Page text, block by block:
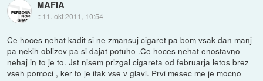
MAFIA
:: 11. okt 2011, 10:54
Ce hoces nehat kadit si ne zmansuj cigaret pa bom vsak dan manj
pa nekih oblizev pa si dajat potuho .Ce hoces nehat enostavno
nehaj in to je to. Jst nisem prizgal cigareta od februarja letos brez
vseh pomoci , ker to je itak vse v glavi. Prvi mesec me je mocno